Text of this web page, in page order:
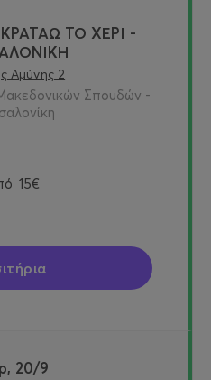
ΤΟ ΧΕΡΙ -
Αμύνης 2
Σπουδών -
15€
20/9